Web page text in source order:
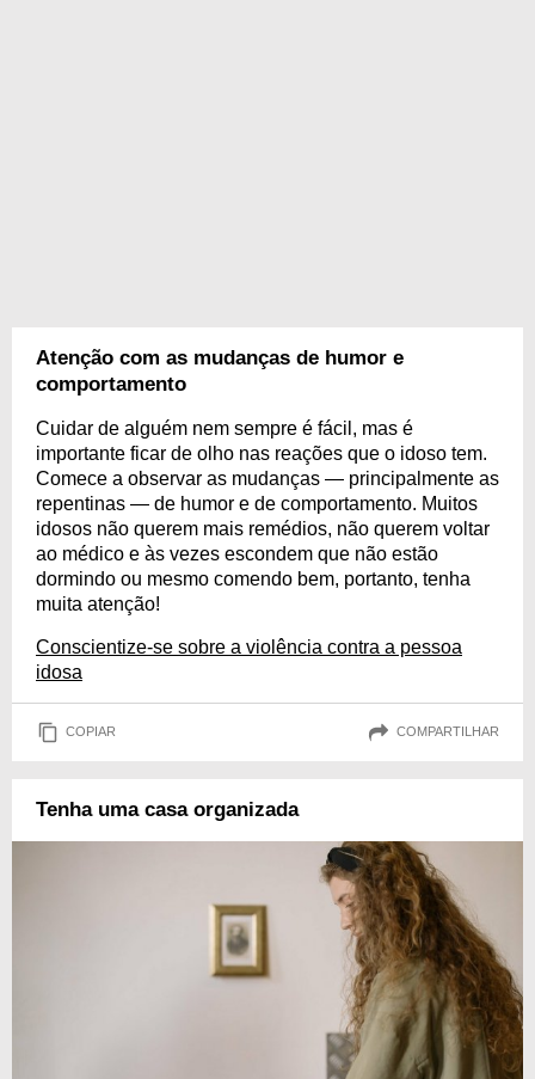
Atenção com as mudanças de humor e
comportamento
Cuidar de alguém nem sempre é fácil, mas é
importante ficar de olho nas reações que o idoso tem.
Comece a observar as mudanças — principalmente as
repentinas — de humor e de comportamento. Muitos
idosos não querem mais remédios, não querem voltar
ao médico e às vezes escondem que não estão
dormindo ou mesmo comendo bem, portanto, tenha
muita atenção!
Conscientize-se sobre a violência contra a pessoa
idosa
COPIAR COMPARTILHAR
Tenha uma casa organizada